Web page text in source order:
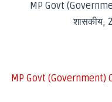
MP Govt
शासकीय,
MP Govt (Government)